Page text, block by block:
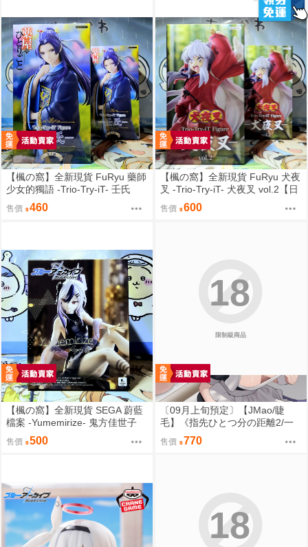
【楓の窩】全新現貨 FuRyu 藥師
少女的獨語 -Trio-Try-iT- 壬氏
【日版】
售價 460
【楓の窩】全新現貨 FuRyu 犬夜
叉 -Trio-Try-iT- 犬夜叉 vol.2【日
版】
售價 600
【楓の窩】全新現貨 SEGA 蔚藍
檔案 -Yumemirize- 鬼方佳世子
【日版】
售價 500
限制級商品
18
〔09月上旬預定〕【JMao/睫
毛】《指先ひとつ分の距離2/一
個指尖的距離2》多規格套組&單
品⬢黑市兔－睫毛貓舍 (parody:
售價 770
18